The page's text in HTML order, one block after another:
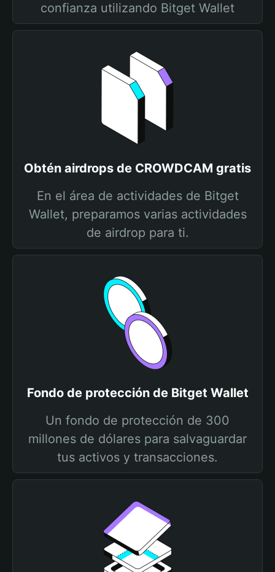
confianza utilizando Bitget Wallet
Obtén airdrops de CROWDCAM gratis
En el área de actividades de Bitget
Wallet, preparamos varias actividades
de airdrop para ti.
Fondo de protección de Bitget Wallet
Un fondo de protección de 300
millones de dólares para salvaguardar
tus activos y transacciones.